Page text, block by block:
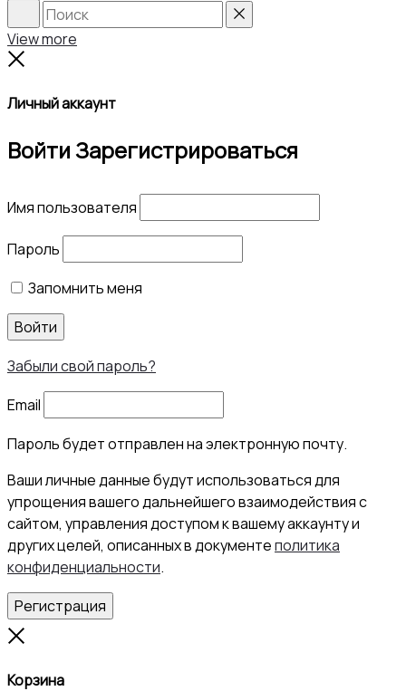
Search
View more
Личный аккаунт
ВойтиЗарегистрироваться
Имя пользователя
Пароль
Запомнить меня
Войти
Забыли свой пароль?
Email
Пароль будет отправлен на электронную почту.
Ваши личные данные будут использоваться для
упрощения вашего дальнейшего взаимодействия с
сайтом, управления доступом к вашему аккаунту и
других целей, описанных в документеполитика
конфиденциальности.
Регистрация
Корзина